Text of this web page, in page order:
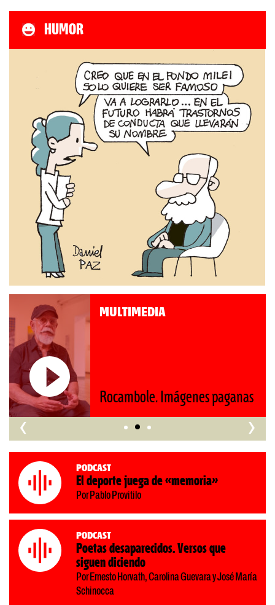
HUMOR
MULTIMEDIA
nos retrocede al siglo XIX»
‹ ›
Podcast
El deporte juega de «memoria»
Por Pablo Provitilo
Podcast
Poetas desaparecidos. Versos que
siguen diciendo
Por Ernesto Horvath, Carolina Guevara y José María
Schinocca